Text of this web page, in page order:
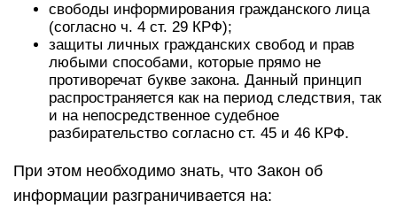
свободы информирования гражданского лица
(согласно ч. 4 ст. 29 КРФ);
защиты личных гражданских свобод и прав
любыми способами, которые прямо не
противоречат букве закона. Данный принцип
распространяется как на период следствия, так
и на непосредственное судебное
разбирательство согласно ст. 45 и 46 КРФ.
При этом необходимо знать, что Закон об
информации разграничивается на: